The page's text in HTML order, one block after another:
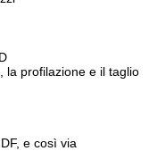
la profilazione e il taglio
e così via